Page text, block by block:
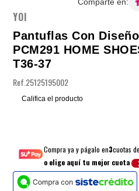
YOI
Pantuflas Con
PCM291 HOME
T36-37
Ref. 25125195002
Califica el producto
Compra ya y págalo en3cuotas
o elige aquí tu mejor cuota